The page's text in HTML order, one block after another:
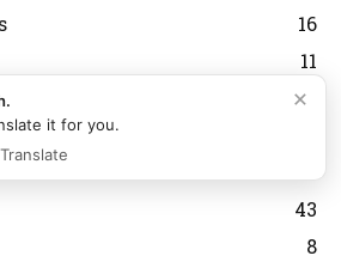
16
11
43
8
×
it for you.